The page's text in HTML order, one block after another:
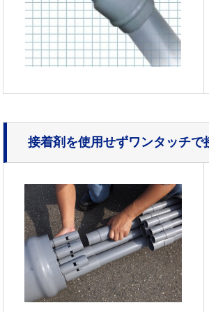
接着剤を使用せずワンタッチで